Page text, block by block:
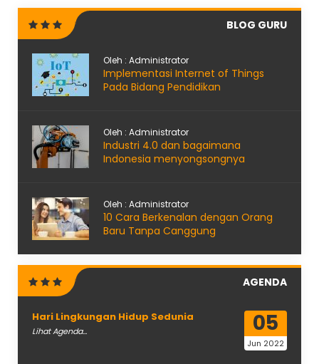
BLOG GURU
Oleh : Administrator
Implementasi Internet of Things
Pada Bidang Pendidikan
Oleh : Administrator
Industri 4.0 dan bagaimana
Indonesia menyongsongnya
Oleh : Administrator
10 Cara Berkenalan dengan Orang
Baru Tanpa Canggung
AGENDA
05
Jun 2022
Hari Lingkungan Hidup Sedunia
Lihat Agenda...